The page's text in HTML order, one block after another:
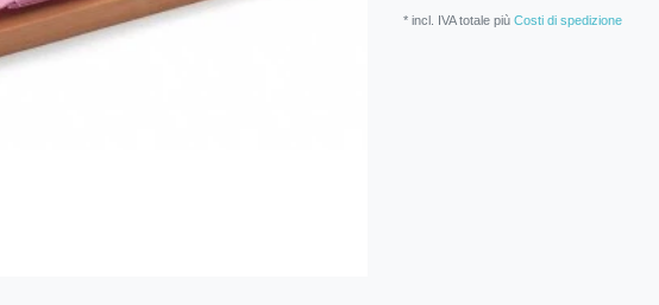
* incl. IVA totale più Costi di spedizione